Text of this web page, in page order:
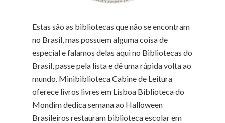
Estas são as bibliotecas que não se encontram
no Brasil, mas possuem alguma coisa de
especial e falamos delas aqui no Bibliotecas do
Brasil, passe pela lista e dê uma rápida volta ao
mundo. Minibiblioteca Cabine de Leitura
oferece livros livres em Lisboa Biblioteca do
Mondim dedica semana ao Halloween
Brasileiros restauram biblioteca escolar em